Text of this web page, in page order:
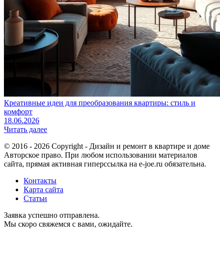
Креативные идеи для преобразования квартиры: стиль и
комфорт
18.06.2026
Читать далее
© 2016 - 2026 Copyright - Дизайн и ремонт в квартире и доме
Авторское право. При любом использовании материалов
сайта, прямая активная гиперссылка на e-joe.ru обязательна.
Контакты
Карта сайта
Статьи
Заявка успешно отправлена.
Мы скоро свяжемся с вами, ожидайте.